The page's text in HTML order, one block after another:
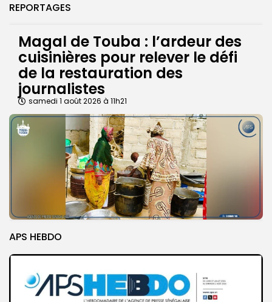
REPORTAGES
Magal de Touba : l’ardeur des
cuisinières pour relever le défi
de la restauration des
journalistes
samedi 1 août 2026 à 11h21
APS HEBDO